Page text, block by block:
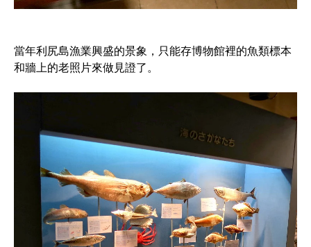
當年利尻島漁業興盛的景象，只能存博物館裡的魚類標本
和牆上的老照片來做見證了。